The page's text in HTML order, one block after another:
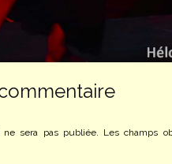
sera pas publiée.
Les champs